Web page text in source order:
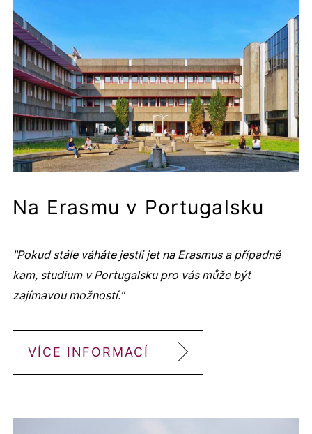
Na Erasmu v Portugalsku
"Pokud stále váháte jestli jet na Erasmus a případně
kam, studium v Portugalsku pro vás může být
zajímavou možností."
VÍCE INFORMACÍ